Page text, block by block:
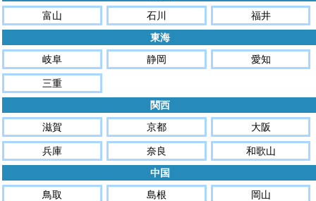
富山
石川
福井
東海
岐阜
静岡
愛知
三重
関西
滋賀
京都
大阪
兵庫
奈良
和歌山
中国
鳥取
島根
岡山